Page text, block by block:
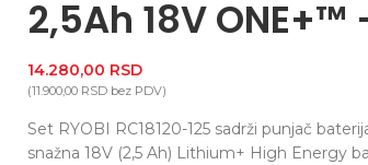
2,5Ah 18V ONE+™
14.280,00 RSD
(11.900,00 RSD bez PDV)
Set RYOBI RC18120-125 sadrži punjač
snažna 18V (2,5 Ah) Lithium+ High Energy